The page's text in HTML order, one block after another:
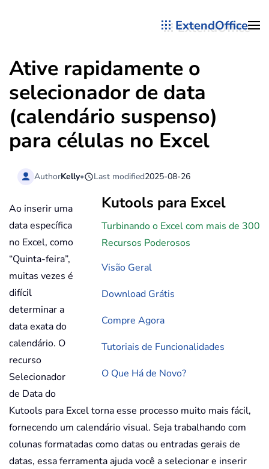
ExtendOffice
Ative rapidamente o
selecionador de data
(calendário suspenso)
para células no Excel
AuthorKelly• Last modified2025-08-26
Kutools para Excel
Turbinando o Excel com mais de 300
Recursos Poderosos
Visão Geral
Download Grátis
Compre Agora
Tutoriais de Funcionalidades
O Que Há de Novo?
Ao inserir uma
data específica
no Excel, como
“Quinta-feira”,
muitas vezes é
difícil
determinar a
data exata do
calendário. O
recurso
Selecionador
de Data do
Kutools para Excel torna esse processo muito mais fácil,
fornecendo um calendário visual. Seja trabalhando com
colunas formatadas como datas ou entradas gerais de
datas, essa ferramenta ajuda você a selecionar e inserir